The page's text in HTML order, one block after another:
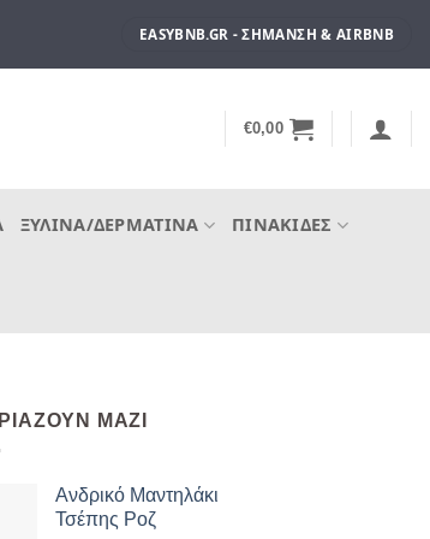
EASYBNB.GR - ΣΉΜΑΝΣΗ & AIRBNB
€0,00
ΞΎΛΙΝΑ/ΔΕΡΜΆΤΙΝΑ ΠΙΝΑΚΊΔΕΣ
ΜΑΖΊ
Ανδρικό Μαντηλάκι
Τσέπης Ροζ